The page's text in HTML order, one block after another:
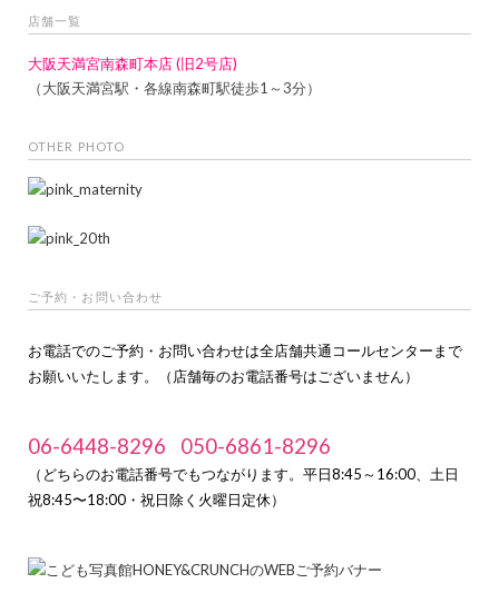
店舗一覧
大阪天満宮南森町本店 (旧2号店)
（大阪天満宮駅・各線南森町駅徒歩1～3分）
OTHER PHOTO
ご予約・お問い合わせ
お電話でのご予約・お問い合わせは全店舗共通コールセンターまで
お願いいたします。（店舗毎のお電話番号はございません）
06-6448-8296 050-6861-8296
（どちらのお電話番号でもつながります。平日8:45～16:00、土日
祝8:45〜18:00・祝日除く火曜日定休）